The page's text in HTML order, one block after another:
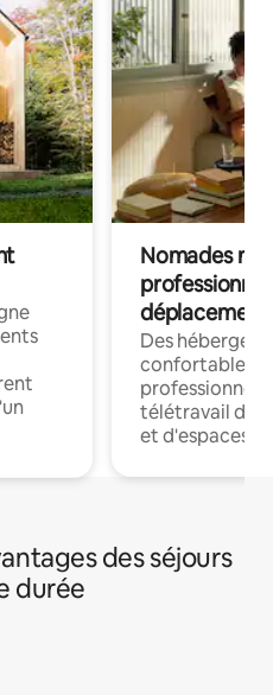
Nomades
déplacement
Des
confortables
professionnels
télétravail
et d'espaces
des séjours
durée